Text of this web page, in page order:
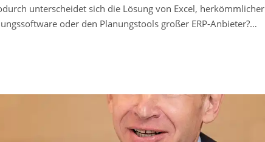
unterscheidet sich die Lösung von Excel, herkömmlicher
oder den Planungstools großer ERP-Anbieter?…